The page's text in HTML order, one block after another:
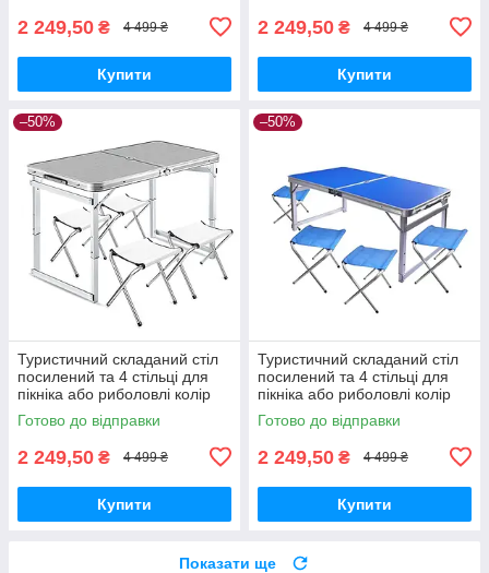
2 249,50 ₴ 4 499 ₴
Купити
2 249,50 ₴ 4 499 ₴
Купити
–50%
Туристичний складаний стіл
посилений та 4 стільці для
пікніка або риболовлі колір
сірий
Готово до відправки
2 249,50 ₴ 4 499 ₴
Купити
–50%
Туристичний складаний стіл
посилений та 4 стільці для
пікніка або риболовлі колір
Готово до відправки
2 249,50 ₴ 4 499 ₴
Купити
Показати ще